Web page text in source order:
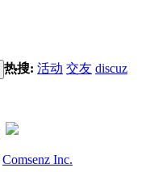
热搜: 活动 交友 discuz
Comsenz Inc.